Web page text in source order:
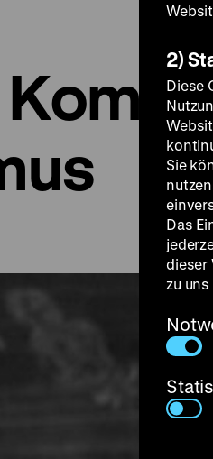
2)
Diese
Sie
Das
dieser
zu